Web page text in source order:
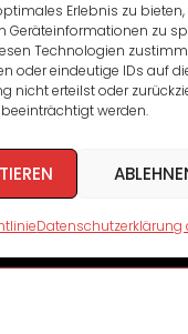
Erlebnis zu
Geräteinformationen zu
Technologien
oder eindeutige IDs auf
nicht erteilst oder
werden.
Datenschutzerklärung